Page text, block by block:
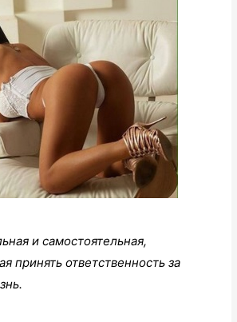
и самостоятельная,
принять ответственность за